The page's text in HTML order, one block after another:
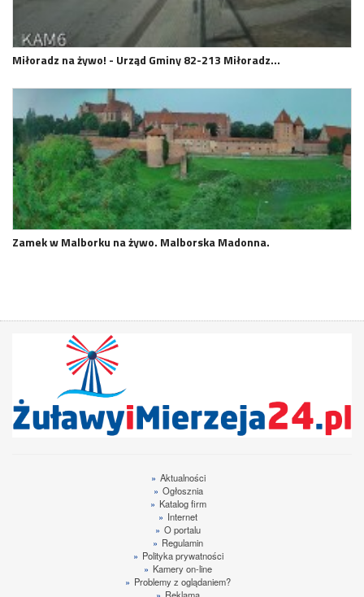
Miłoradz na żywo! - Urząd Gminy 82-213 Miłoradz…
Zamek w Malborku na żywo. Malborska Madonna.
» Aktualności
» Ogłosznia
» Katalog firm
» Internet
» O portalu
» Regulamin
» Polityka prywatności
» Kamery on-line
» Problemy z oglądaniem?